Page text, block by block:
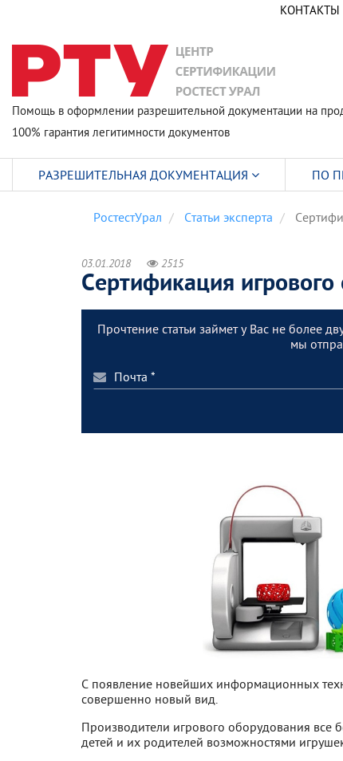
КОНТАКТЫ
Помощь в оформлении разрешительной документации на
100% гарантия легитимности документов
РостестУрал Статьи эксперта
03.01.2018 2515
Сертификация
Прочтение статьи займет у Вас не более
мы
С появление новейших информационных
совершенно новый вид.
Производители игрового оборудования все
детей и их родителей возможностями
РАЗРЕШИТЕЛЬНАЯ ДОКУМЕНТАЦИЯ ПО